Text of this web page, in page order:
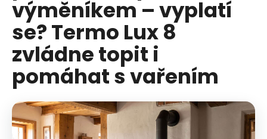
výměníkem – vyplatí
se? Termo Lux 8
zvládne topit i
pomáhat s vařením
p
o
t
ř
e
b
u
j